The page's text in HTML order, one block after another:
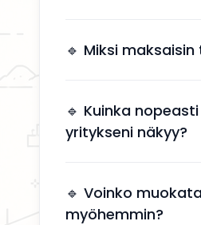
jotka etsivät
🔹 Miksi
yhteydenottoja ilman,
tarvitsee käyttää
markkinointiin.
🔹 Kuinka nopeasti
yritykseni näkyy?
kuluessa aktivoinnin
🔹 Voinko
myöhemmin?